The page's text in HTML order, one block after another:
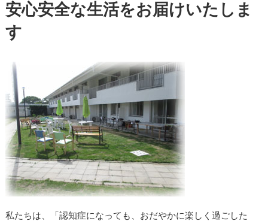
安心安全な生活をお届けいたしま
す
私たちは、「認知症になっても、おだやかに楽しく過ごした